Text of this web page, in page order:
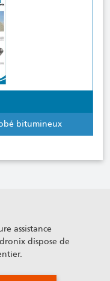
bitumineux
assistance
dispose de